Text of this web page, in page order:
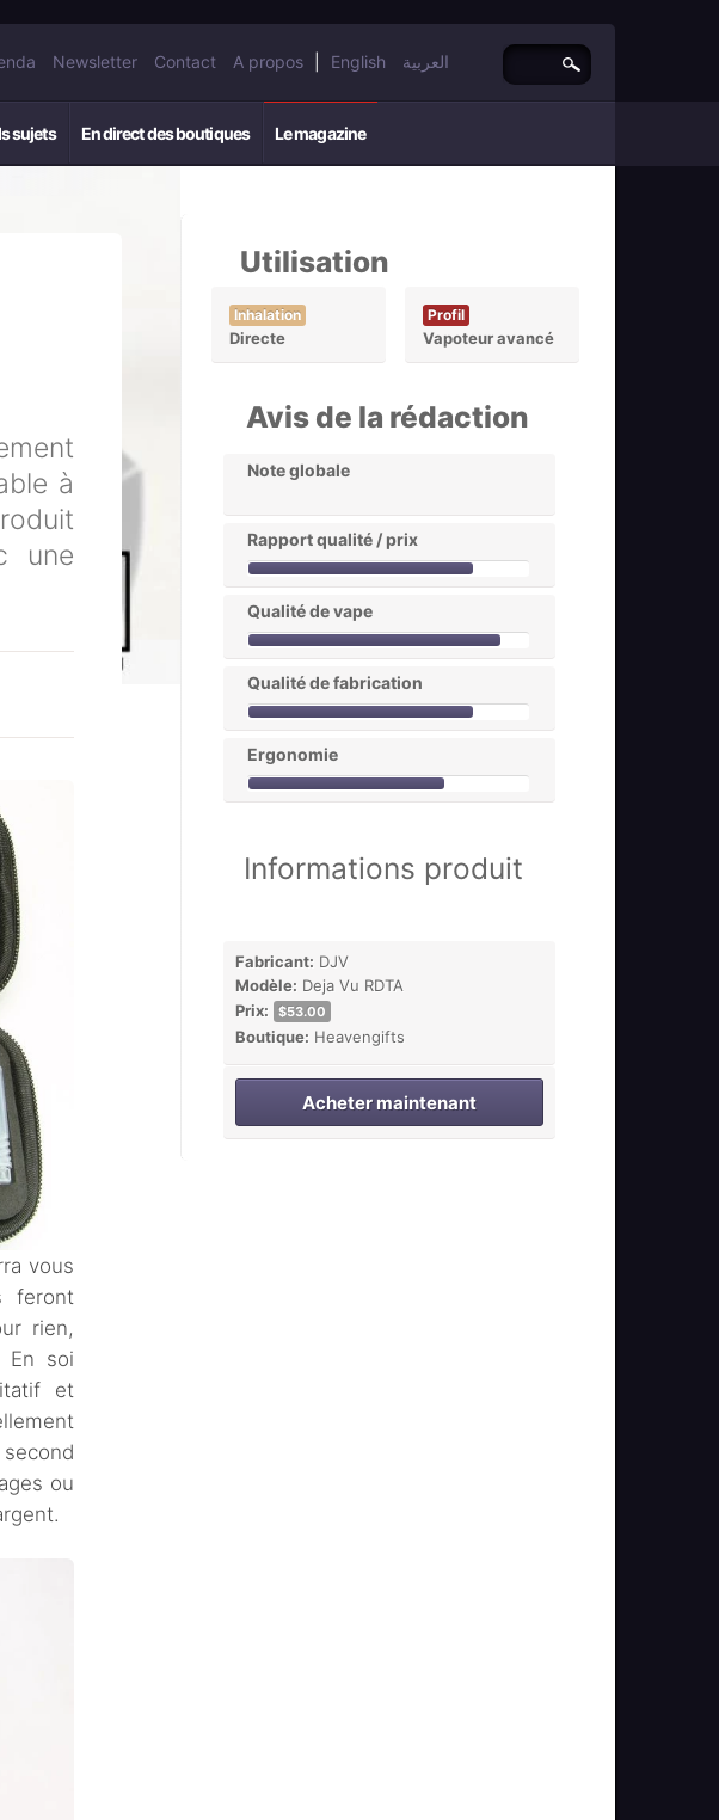
Newsletter Contact A propos English العربية
sujets En direct des boutiques Le magazine
à
une
vous
feront
rien,
En soi
et
ou
Utilisation
Inhalation
Directe
Profil
Vapoteur avancé
Avis de la rédaction
Note globale
Rapport qualité / prix
Qualité de vape
Qualité de fabrication
Ergonomie
Informations produit
Fabricant: DJV
Modèle: Deja Vu RDTA
Prix:
$53.00
Boutique: Heavengifts
Acheter maintenant